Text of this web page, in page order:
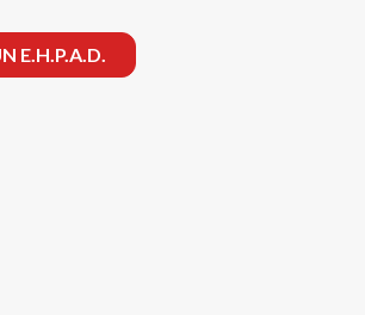
E.H.P.A.D.